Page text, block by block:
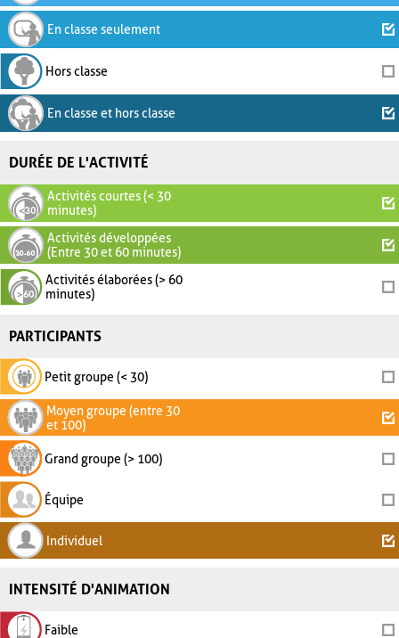
En classe seulement
Hors classe
En classe et hors classe
DURÉE DE L'ACTIVITÉ
Activités courtes (< 30
minutes)
Activités développées
(Entre 30 et 60 minutes)
Activités élaborées (> 60
minutes)
PARTICIPANTS
Petit groupe (< 30)
Moyen groupe (entre 30
et 100)
Grand groupe (> 100)
Équipe
Individuel
INTENSITÉ D'ANIMATION
Faible